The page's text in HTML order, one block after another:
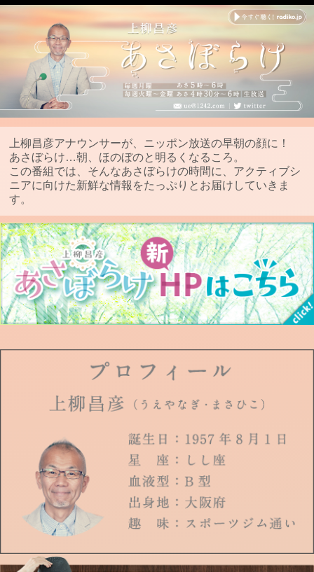
上柳昌彦アナウンサーが、ニッポン放送の早朝の顔に！
あさぼらけ…朝、ほのぼのと明るくなるころ。
この番組では、そんなあさぼらけの時間に、アクティブシ
ニアに向けた新鮮な情報をたっぷりとお届けしていきま
す。